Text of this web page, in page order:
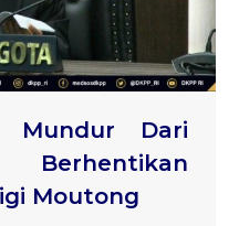
Mundur Dari
Berhentikan
Moutong